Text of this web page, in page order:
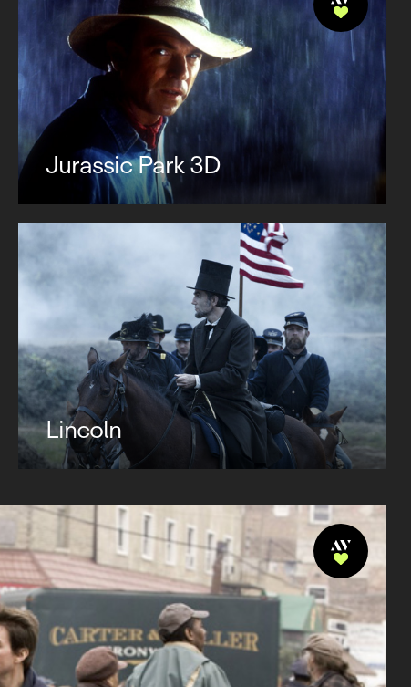
Jurassic Park 3D
Lincoln